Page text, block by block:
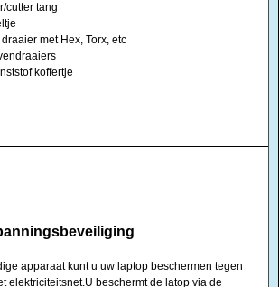
cutter tang
met Hex, Torx, etc
koffertje
apparaat kunt u uw laptop beschermen tegen
elektriciteitsnet.U beschermt de latop via de